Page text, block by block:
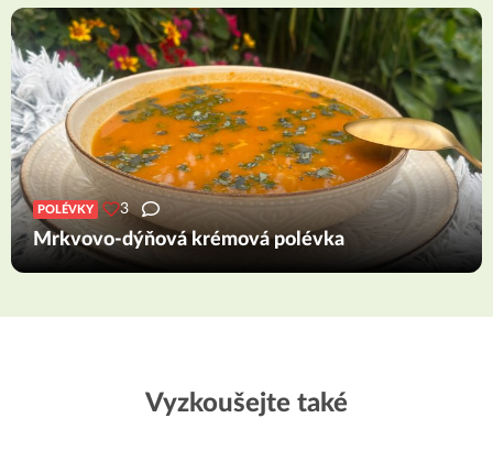
POLÉVKY 3
Mrkvovo-dýňová krémová polévka
Vyzkoušejte také